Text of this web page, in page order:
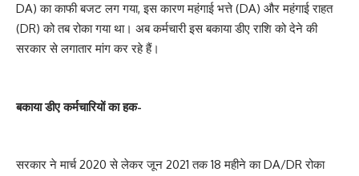
DA) का काफी बजट लग गया, इस कारण महंगाई भत्ते (DA) और महंगाई राहत
(DR) को तब रोका गया था। अब कर्मचारी इस बकाया डीए राशि को देने की
सरकार से लगातार मांग कर रहे हैं।
बकाया डीए कर्मचारियों का हक-
सरकार ने मार्च 2020 से लेकर जून 2021 तक 18 महीने का DA/DR रोका